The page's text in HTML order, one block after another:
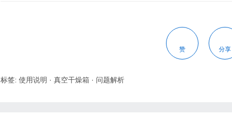
赞 分享
标签: 使用说明 · 真空干燥箱 · 问题解析